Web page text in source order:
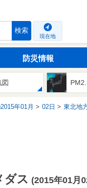
検索
現在地
防災情報
図
年01月 02日 東北地
ダス (2015年01月